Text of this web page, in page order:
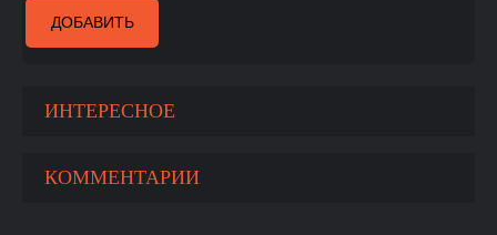
ДОБАВИТЬ
ИНТЕРЕСНОЕ
КОММЕНТАРИИ